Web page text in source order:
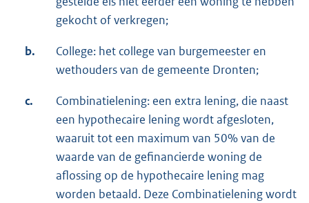
gekocht of verkregen;
b.
College: het college van burgemeester en
wethouders van de gemeente Dronten;
c.
Combinatielening: een extra lening, die naast
een hypothecaire lening wordt afgesloten,
waaruit tot een maximum van 50% van de
waarde van de gefinancierde woning de
aflossing op de hypothecaire lening mag
worden betaald. Deze Combinatielening wordt